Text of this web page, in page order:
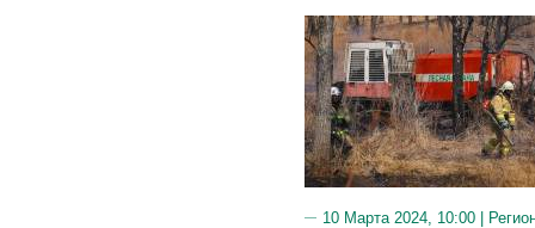
10 Марта 2024, 10:00 |